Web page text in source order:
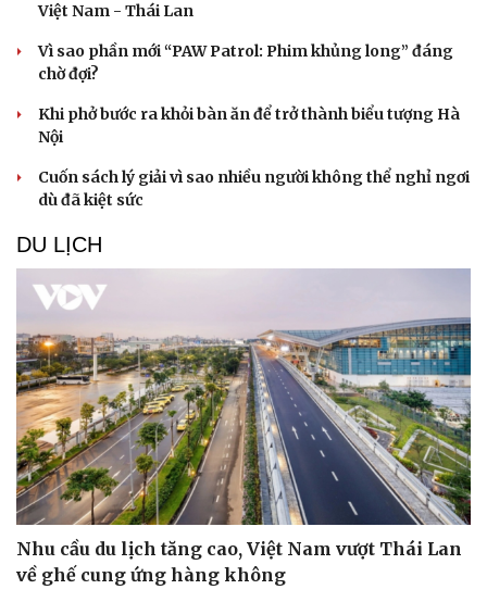
Việt Nam - Thái Lan
Vì sao phần mới “PAW Patrol: Phim khủng long” đáng
chờ đợi?
Khi phở bước ra khỏi bàn ăn để trở thành biểu tượng Hà
Nội
Cuốn sách lý giải vì sao nhiều người không thể nghỉ ngơi
dù đã kiệt sức
DU LỊCH
Nhu cầu du lịch tăng cao, Việt Nam vượt Thái Lan
về ghế cung ứng hàng không